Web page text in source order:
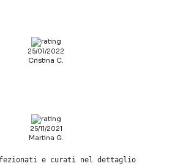
25/01/2022
Cristina C.
25/11/2021
Martina G.
e curati nel dettaglio